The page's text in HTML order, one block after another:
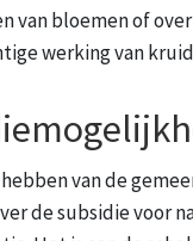
van bloemen of
werking van
van de
de subsidie voor